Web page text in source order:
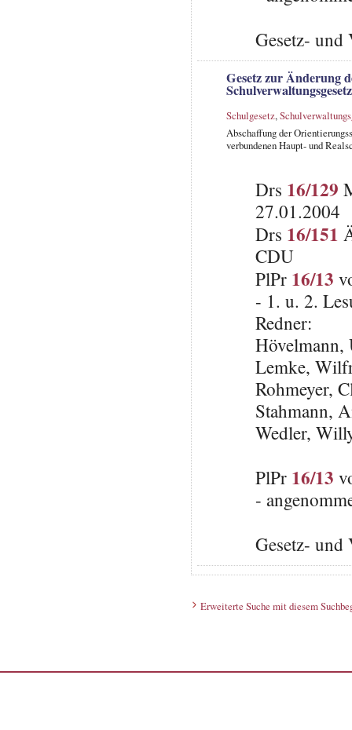
Gesetz-
Gesetz zur Änderung
Schulgesetz,
Abschaffung der
verbundenen Haupt- und
Drs 16/129
27.01.2004
Drs 16/151
CDU
PlPr 16/13
- 1. u. 2.
Redner:
Lemke,
Rohmeyer,
Stahmann,
Wedler,
PlPr 16/13
-
Gesetz-
Erweiterte Suche mit diesem